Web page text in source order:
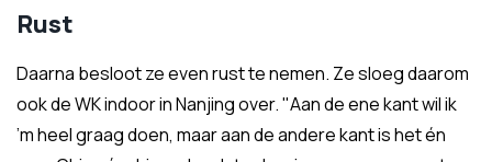
Rust
Daarna besloot ze even rust te nemen. Ze sloeg daarom
ook de WK indoor in Nanjing over. "Aan de ene kant wil ik
’m heel graag doen, maar aan de andere kant is het én